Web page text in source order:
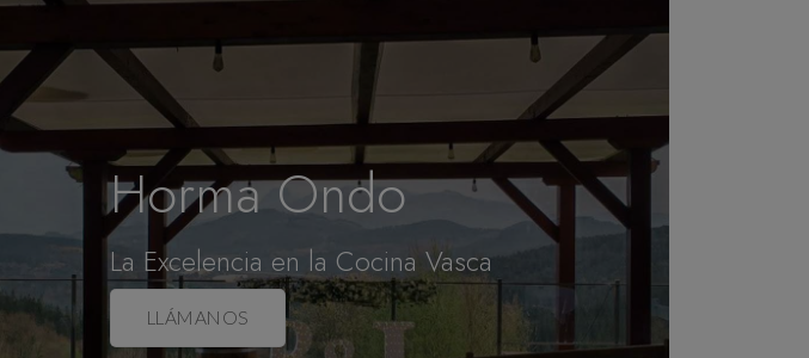
Horma Ondo
La Excelencia en la Cocina Vasca
LLÁMANOS